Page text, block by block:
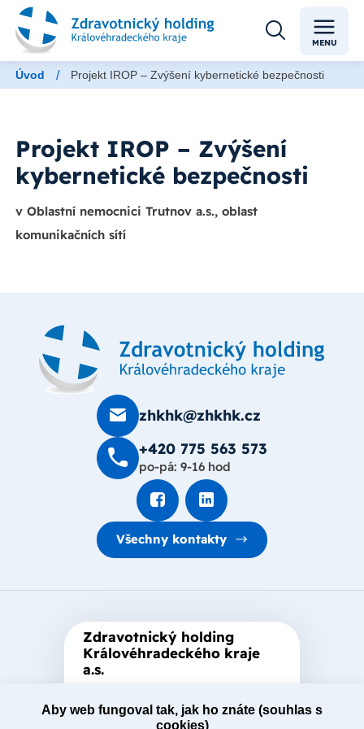
MENU
Úvod / Projekt IROP – Zvýšení kybernetické bezpečnosti
Projekt IROP – Zvýšení
kybernetické bezpečnosti
v Oblastní nemocnici Trutnov a.s., oblast
komunikačních sítí
zhkhk@zhkhk.cz
+420 775 563 573
po-pá: 9-16 hod
Všechny kontakty
Zdravotnický holding
Královéhradeckého kraje
a.s.
založená Královéhradeckým
Aby web fungoval tak, jak ho znáte (souhlas s
cookies)